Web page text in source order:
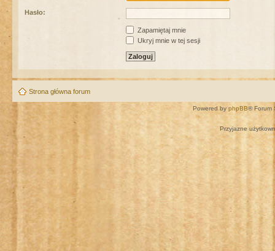
Hasło:
Zapamiętaj mnie
Ukryj mnie w tej sesji
Strona główna forum
Powered by phpBB® Forum
Przyjazne